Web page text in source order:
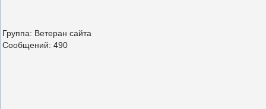
Группа: Ветеран сайта
Сообщений: 490